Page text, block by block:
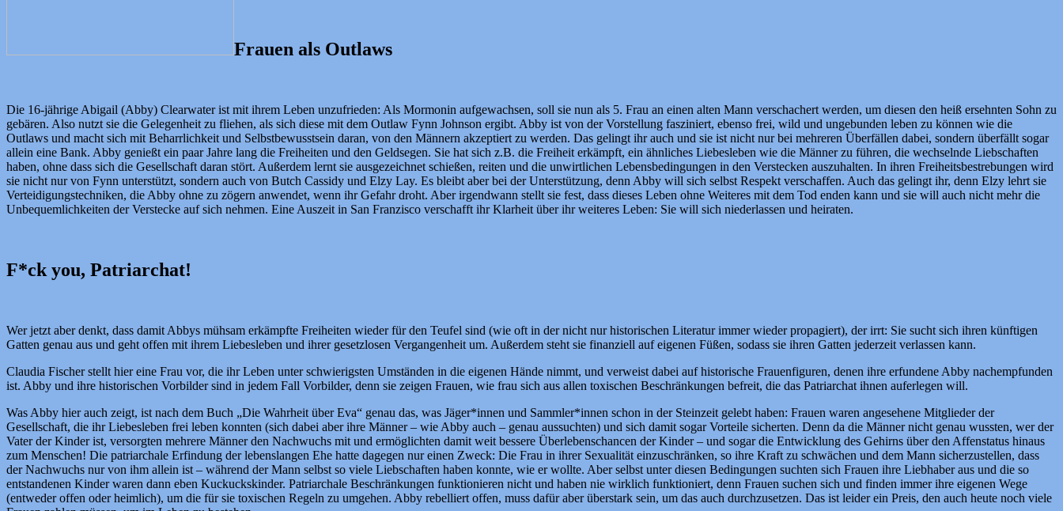
Frauen als Outlaws
Die 16-jährige Abigail (Abby) Clearwater ist mit ihrem Leben unzufrieden: Als Mormonin aufgewachsen, soll sie nun als 5. Frau an einen alten Mann verschachert werden, um diesen den heiß ersehnten Sohn zu
gebären. Also nutzt sie die Gelegenheit zu fliehen, als sich diese mit dem Outlaw Fynn Johnson ergibt. Abby ist von der Vorstellung fasziniert, ebenso frei, wild und ungebunden leben zu können wie die
Outlaws und macht sich mit Beharrlichkeit und Selbstbewusstsein daran, von den Männern akzeptiert zu werden. Das gelingt ihr auch und sie ist nicht nur bei mehreren Überfällen dabei, sondern überfällt sogar
allein eine Bank. Abby genießt ein paar Jahre lang die Freiheiten und den Geldsegen. Sie hat sich z.B. die Freiheit erkämpft, ein ähnliches Liebesleben wie die Männer zu führen, die wechselnde Liebschaften
haben, ohne dass sich die Gesellschaft daran stört. Außerdem lernt sie ausgezeichnet schießen, reiten und die unwirtlichen Lebensbedingungen in den Verstecken auszuhalten. In ihren Freiheitsbestrebungen wird
sie nicht nur von Fynn unterstützt, sondern auch von Butch Cassidy und Elzy Lay. Es bleibt aber bei der Unterstützung, denn Abby will sich selbst Respekt verschaffen. Auch das gelingt ihr, denn Elzy lehrt sie
Verteidigungstechniken, die Abby ohne zu zögern anwendet, wenn ihr Gefahr droht. Aber irgendwann stellt sie fest, dass dieses Leben ohne Weiteres mit dem Tod enden kann und sie will auch nicht mehr die
Unbequemlichkeiten der Verstecke auf sich nehmen. Eine Auszeit in San Franzisco verschafft ihr Klarheit über ihr weiteres Leben: Sie will sich niederlassen und heiraten.
F*ck you, Patriarchat!
Wer jetzt aber denkt, dass damit Abbys mühsam erkämpfte Freiheiten wieder für den Teufel sind (wie oft in der nicht nur historischen Literatur immer wieder propagiert), der irrt: Sie sucht sich ihren künftigen
Gatten genau aus und geht offen mit ihrem Liebesleben und ihrer gesetzlosen Vergangenheit um. Außerdem steht sie finanziell auf eigenen Füßen, sodass sie ihren Gatten jederzeit verlassen kann.
Claudia Fischer stellt hier eine Frau vor, die ihr Leben unter schwierigsten Umständen in die eigenen Hände nimmt, und verweist dabei auf historische Frauenfiguren, denen ihre erfundene Abby nachempfunden
ist. Abby und ihre historischen Vorbilder sind in jedem Fall Vorbilder, denn sie zeigen Frauen, wie frau sich aus allen toxischen Beschränkungen befreit, die das Patriarchat ihnen auferlegen will.
Was Abby hier auch zeigt, ist nach dem Buch „Die Wahrheit über Eva“ genau das, was Jäger*innen und Sammler*innen schon in der Steinzeit gelebt haben: Frauen waren angesehene Mitglieder der
Gesellschaft, die ihr Liebesleben frei leben konnten (sich dabei aber ihre Männer – wie Abby auch – genau aussuchten) und sich damit sogar Vorteile sicherten. Denn da die Männer nicht genau wussten, wer der
Vater der Kinder ist, versorgten mehrere Männer den Nachwuchs mit und ermöglichten damit weit bessere Überlebenschancen der Kinder – und sogar die Entwicklung des Gehirns über den Affenstatus hinaus
zum Menschen! Die patriarchale Erfindung der lebenslangen Ehe hatte dagegen nur einen Zweck: Die Frau in ihrer Sexualität einzuschränken, so ihre Kraft zu schwächen und dem Mann sicherzustellen, dass
der Nachwuchs nur von ihm allein ist – während der Mann selbst so viele Liebschaften haben konnte, wie er wollte. Aber selbst unter diesen Bedingungen suchten sich Frauen ihre Liebhaber aus und die so
entstandenen Kinder waren dann eben Kuckuckskinder. Patriarchale Beschränkungen funktionieren nicht und haben nie wirklich funktioniert, denn Frauen suchen sich und finden immer ihre eigenen Wege
(entweder offen oder heimlich), um die für sie toxischen Regeln zu umgehen. Abby rebelliert offen, muss dafür aber überstark sein, um das auch durchzusetzen. Das ist leider ein Preis, den auch heute noch viele